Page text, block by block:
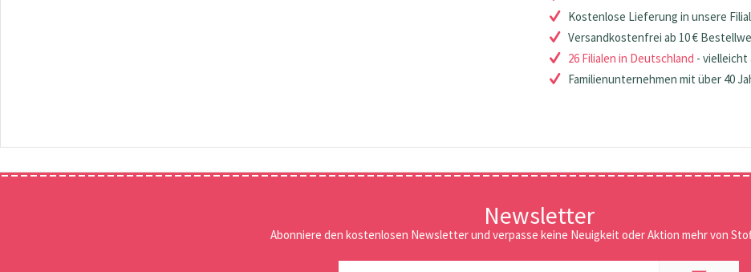
Kostenlose Lieferung in unsere
Versandkostenfrei ab 10 €
26 Filialen in Deutschland - vielleicht
Familienunternehmen mit über 40
Newsletter
Abonniere den kostenlosen Newsletter und verpasse keine Neuigkeit oder Aktion mehr von